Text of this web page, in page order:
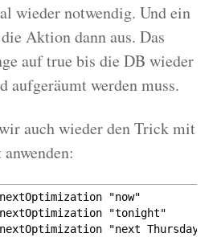
wieder notwendig. Und ein
Aktion dann aus. Das
auf true bis die DB wieder
aufgeräumt werden muss.
auch wieder den Trick mit
"now"
nextOptimization "tonight"
"next Thursday"